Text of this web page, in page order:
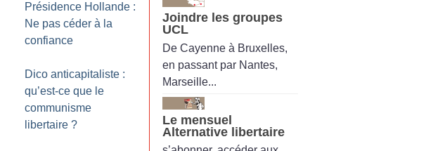
Présidence Hollande :
Ne pas céder à la
confiance
Dico anticapitaliste :
qu’est-ce que le
communisme
libertaire ?
Joindre les groupes
UCL
De Cayenne à Bruxelles,
en passant par Nantes,
Marseille...
Le mensuel
Alternative libertaire